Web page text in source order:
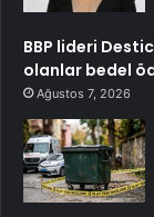
BBP lideri
olanlar bedel
Ağustos 7, 2026